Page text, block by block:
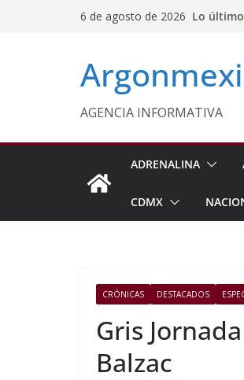
6 de agosto de 2026 Lo
AGENCIA INFORMATIVA
ADRENALINA
CDMX
CRÓNICAS DESTACADOS
Gris
Balzac